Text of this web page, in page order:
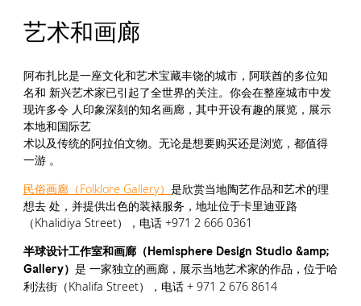
艺术和画廊
阿布扎比是一座文化和艺术宝藏丰饶的城市，阿联酋的多位知
名和 新兴艺术家已引起了全世界的关注。你会在整座城市中发
现许多令 人印象深刻的知名画廊，其中开设有趣的展览，展示
本地和国际艺
术以及传统的阿拉伯文物。无论是想要购买还是浏览，都值得
一游 。
民俗画廊（Folklore Gallery） 是欣赏当地陶艺作品和艺术的理
想去 处，并提供出色的装裱服务，地址位于卡里迪亚路
（Khalidiya Street），电话 +971 2 666 0361
半球设计工作室和画廊（Hemisphere Design Studio &amp;
Gallery） 是 一家独立的画廊，展示当地艺术家的作品，位于哈
利法街（Khalifa Street），电话 + 971 2 676 8614